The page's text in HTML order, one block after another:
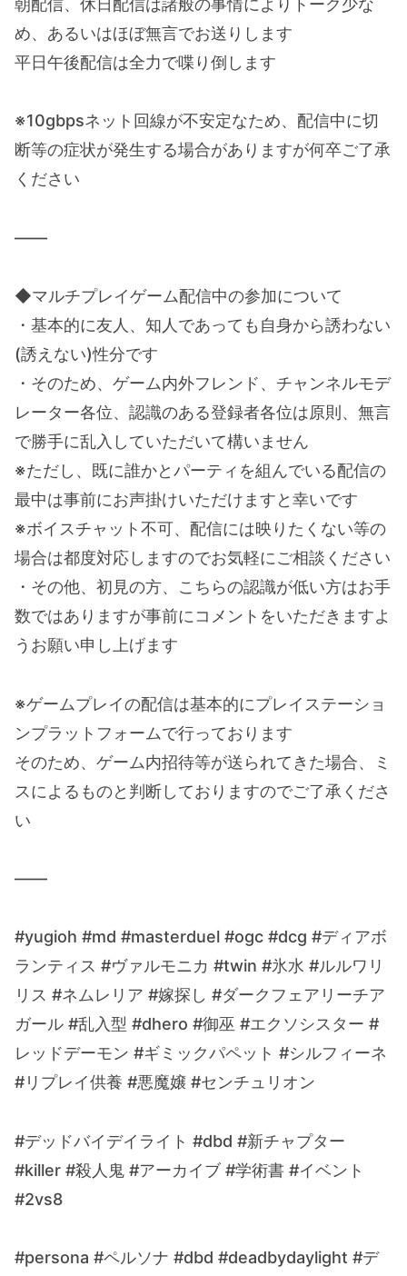
朝配信、休日配信は諸般の事情によりトーク少な
め、あるいはほぼ無言でお送りします
平日午後配信は全力で喋り倒します
※10gbpsネット回線が不安定なため、配信中に切
断等の症状が発生する場合がありますが何卒ご了承
ください
——
◆マルチプレイゲーム配信中の参加について
・基本的に友人、知人であっても自身から誘わない
(誘えない)性分です
・そのため、ゲーム内外フレンド、チャンネルモデ
レーター各位、認識のある登録者各位は原則、無言
で勝手に乱入していただいて構いません
※ただし、既に誰かとパーティを組んでいる配信の
最中は事前にお声掛けいただけますと幸いです
※ボイスチャット不可、配信には映りたくない等の
場合は都度対応しますのでお気軽にご相談ください
・その他、初見の方、こちらの認識が低い方はお手
数ではありますが事前にコメントをいただきますよ
うお願い申し上げます
※ゲームプレイの配信は基本的にプレイステーショ
ンプラットフォームで行っております
そのため、ゲーム内招待等が送られてきた場合、ミ
スによるものと判断しておりますのでご了承くださ
い
——
#yugioh #md #masterduel #ogc #dcg #ディアボ
ランティス #ヴァルモニカ #twin #氷水 #ルルワリ
リス #ネムレリア #嫁探し #ダークフェアリーチア
ガール #乱入型 #dhero #御巫 #エクソシスター #
レッドデーモン #ギミックパペット #シルフィーネ
#リプレイ供養 #悪魔嬢 #センチュリオン
#デッドバイデイライト #dbd #新チャプター
#killer #殺人鬼 #アーカイブ #学術書 #イベント
#2vs8
#persona #ペルソナ #dbd #deadbydaylight #デ